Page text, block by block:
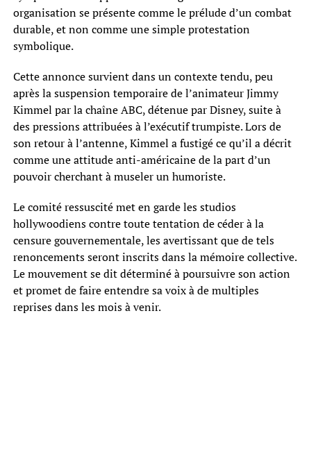
organisation se présente comme le prélude d’un combat
durable, et non comme une simple protestation
symbolique.
Cette annonce survient dans un contexte tendu, peu
après la suspension temporaire de l’animateur Jimmy
Kimmel par la chaîne ABC, détenue par Disney, suite à
des pressions attribuées à l’exécutif trumpiste. Lors de
son retour à l’antenne, Kimmel a fustigé ce qu’il a décrit
comme une attitude anti-américaine de la part d’un
pouvoir cherchant à museler un humoriste.
Le comité ressuscité met en garde les studios
hollywoodiens contre toute tentation de céder à la
censure gouvernementale, les avertissant que de tels
renoncements seront inscrits dans la mémoire collective.
Le mouvement se dit déterminé à poursuivre son action
et promet de faire entendre sa voix à de multiples
reprises dans les mois à venir.